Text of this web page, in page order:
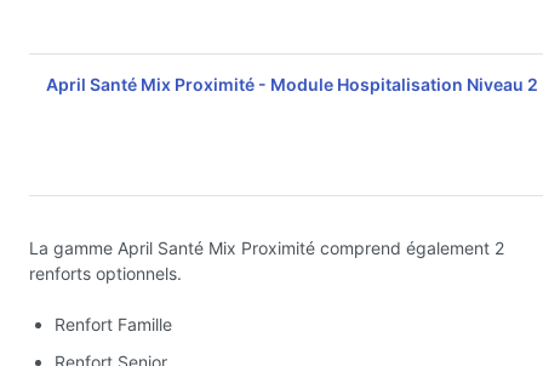
April Santé Mix Proximité - Module Hospitalisation Niveau 2
La gamme April Santé Mix Proximité comprend également 2
renforts optionnels.
Renfort Famille